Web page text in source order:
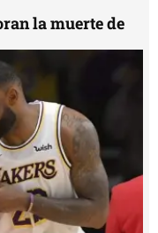
la muerte de